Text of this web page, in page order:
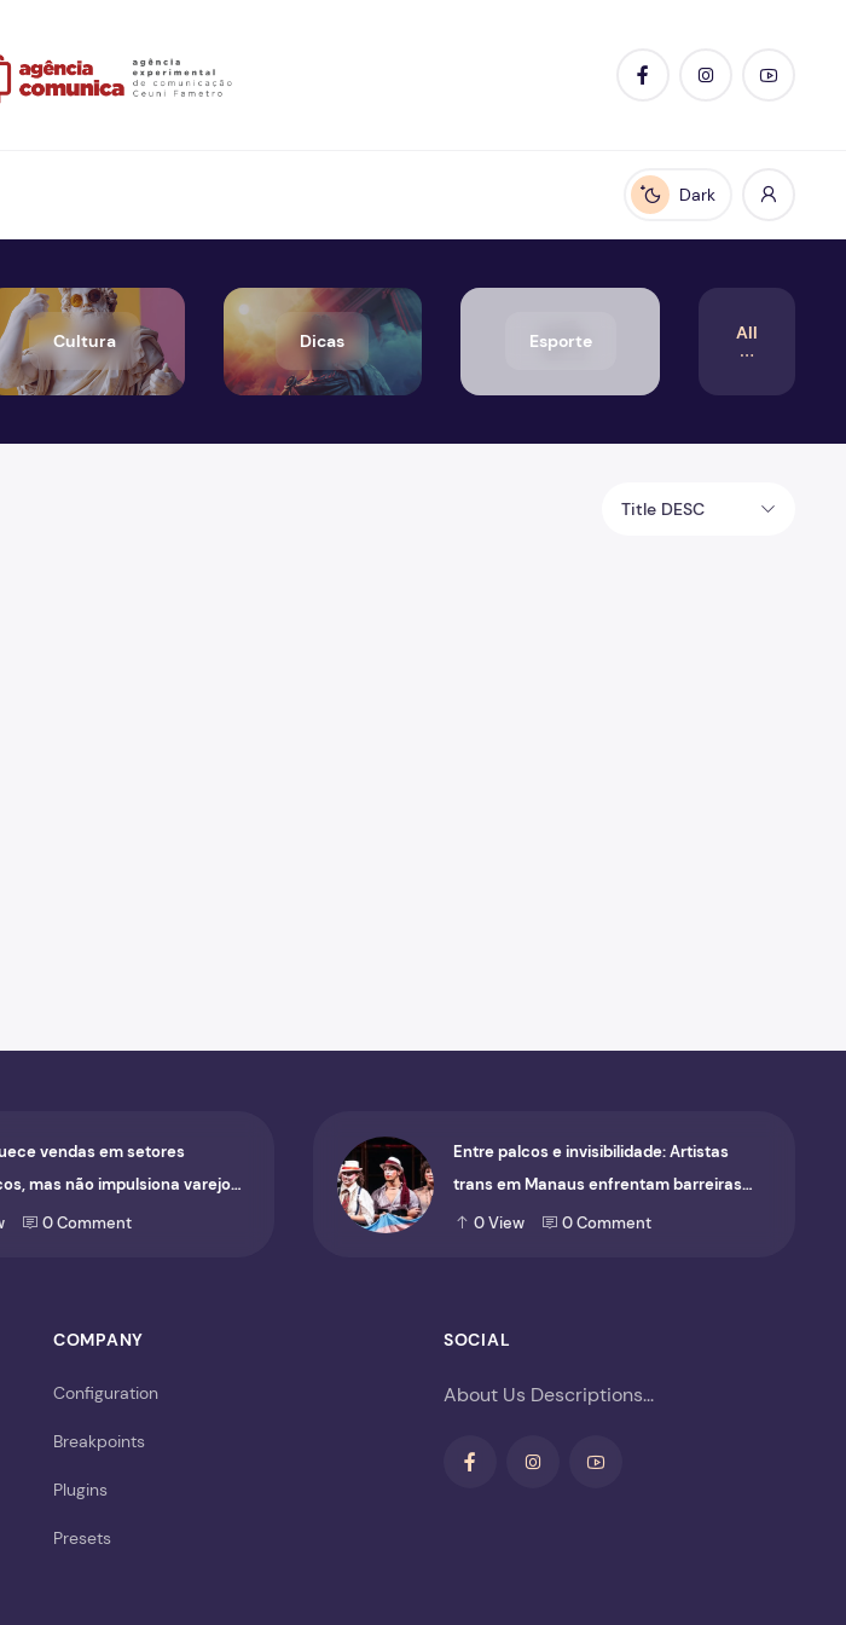
Enable dark mode
Dark
Cultura Dicas Esporte All
Title DESC
vendas em setores
mas não impulsiona varejo
geral0Comment
Entre palcos e invisibilidade: Artistas
trans em Manaus enfrentam barreiras
para ocupar o cenário cultural
0View 0Comment
COMPANY
Configuration
Breakpoints
Plugins
Presets
SOCIAL
About Us Descriptions...